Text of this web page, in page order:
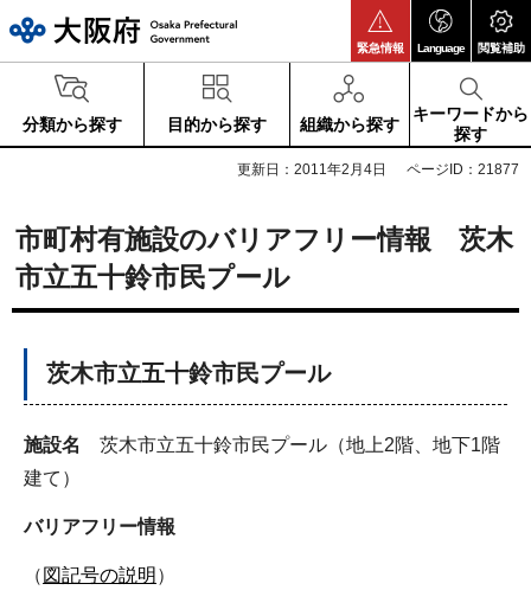
緊急情報 Language 閲覧補助
分類から探す 目的から探す 組織から探す
キーワードから
探す
更新日：2011年2月4日 ページID：21877
市町村有施設のバリアフリー情報 茨木
市立五十鈴市民プール
茨木市立五十鈴市民プール
施設名 茨木市立五十鈴市民プール（地上2階、地下1階
建て）
バリアフリー情報
（ 図記号の説明 ）